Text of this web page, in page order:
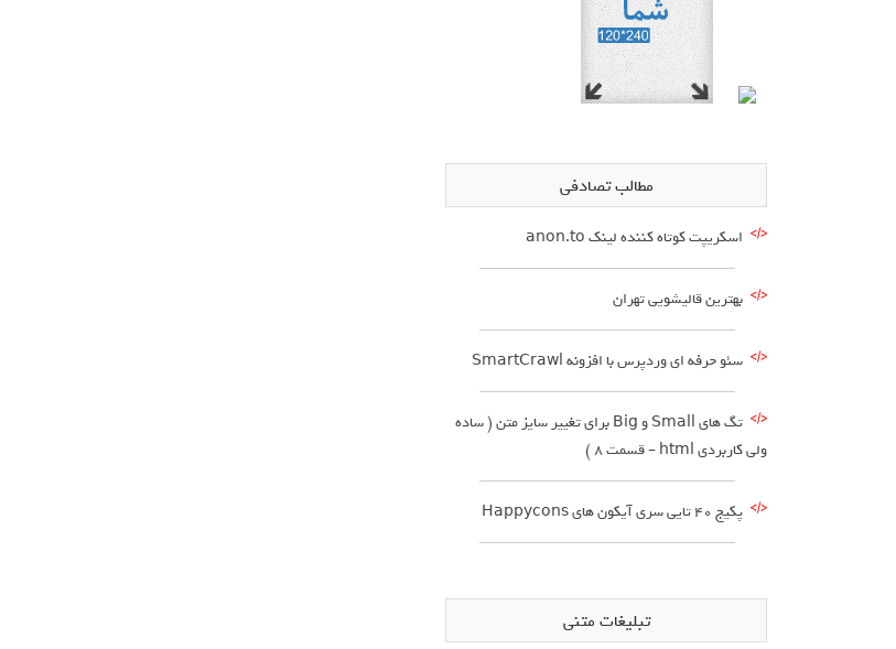
مطالب تصادفی
اسکریپت کوتاه کننده لینک anon.to
بهترین قالیشویی تهران
سئو حرفه ای وردپرس با افزونه SmartCrawl
تگ های Small و Big برای تغییر سایز متن ( ساده
ولی کاربردی html – قسمت 8 )
پکیج 40 تایی سری آیکون های Happycons
تبلیغات متنی